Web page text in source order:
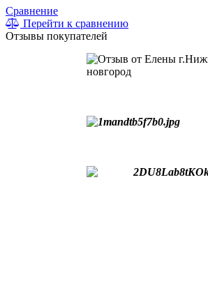
Сравнение
Перейти к сравнению
Отзывы покупателей